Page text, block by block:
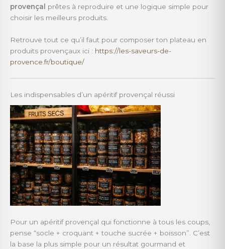
provençal
prêtes à reproduire et une logique simple pour
choisir les meilleurs produits.
Retrouve tout ce qu’il faut pour composer ton plateau en
produits provençaux ici : https://les-saveurs-de-
provence.fr/boutique/
Les indispensables d’un apéritif provençal réussi
Pour un apéritif provençal qui fonctionne à tous les coups,
pense “socle + croquant + touche sucrée + boisson”. C’est
la base la plus simple pour un résultat gourmand et